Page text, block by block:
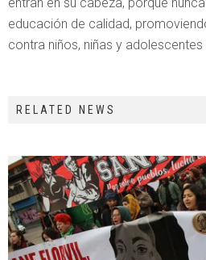
educación de calidad,
contra niños, niñas y adolescentes
RELATED NEWS